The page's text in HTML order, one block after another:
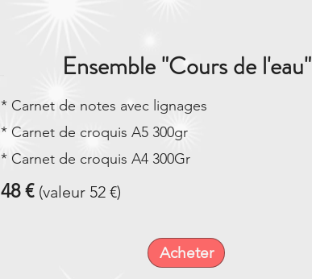
Ensemble "Cours de l'eau"
* Carnet de notes avec lignages
* Carnet de croquis A5 300gr
* Carnet de croquis A4 300Gr
48 € (valeur 52 €)
Acheter